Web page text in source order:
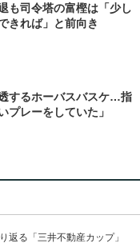
も司令塔の富樫は「少し
きれば」と前向き
するホーバスバスケ…指
プレーをしていた」
返る「三井不動産カップ」